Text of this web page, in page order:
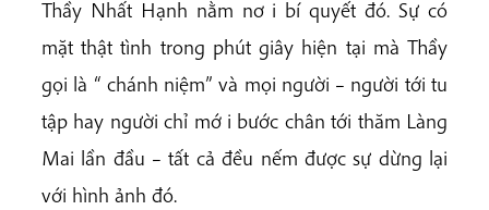
Thầy Nhất Hạnh nằm nơ i bí quyết đó. Sự có
mặt thật tình trong phút giây hiện tại mà Thầy
gọi là “ chánh niệm” và mọi người – người tới tu
tập hay người chỉ mớ i bước chân tới thăm Làng
Mai lần đầu – tất cả đều nếm được sự dừng lại
với hình ảnh đó.